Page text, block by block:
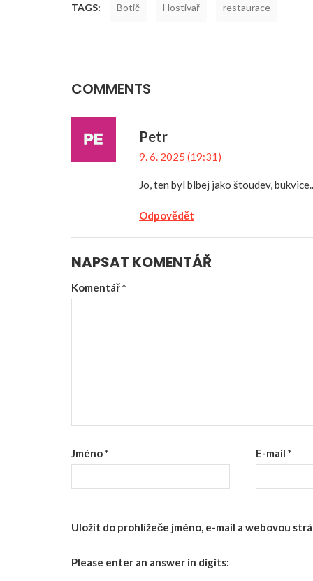
TAGS: Botič Hostivař restaurace
COMMENTS
Petr
9. 6. 2025 (19:31)
Jo, ten byl blbej jako štoudev, bukvice..
Odpovědět
NAPSAT KOMENTÁŘ
Komentář*
Jméno* E-mail*
Uložit do prohlížeče jméno, e-mail a webovou
Please enter an answer in digits: